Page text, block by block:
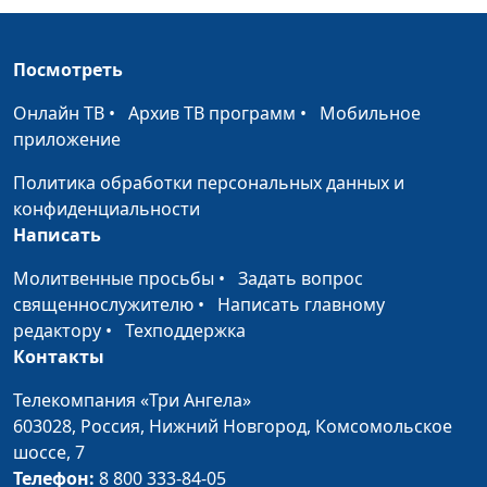
Красота зимнего леса #316
Зелень лета (весна)
Весенние воды (весна)
Снег в лесу (март)
Тихие шаги весны (весна) Март
Пушистая верба (весна)
Весенний лес (весна)
Конец
марта
Весенний лес (весна)
Весенний лес (весна) Март #308
Весенний лес (весна)
Посмотреть
Онлайн ТВ • Архив ТВ программ • Мобильное
приложение
Политика обработки персональных данных и
конфиденциальности
Написать
Молитвенные просьбы • Задать вопрос
священнослужителю • Написать главному
редактору • Техподдержка
Контакты
Телекомпания «Три Ангела»
603028, Россия, Нижний Новгород, Комсомольское
шоссе, 7
Телефон: 8 800 333-84-05